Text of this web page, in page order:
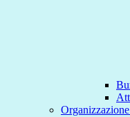
Organizzazione